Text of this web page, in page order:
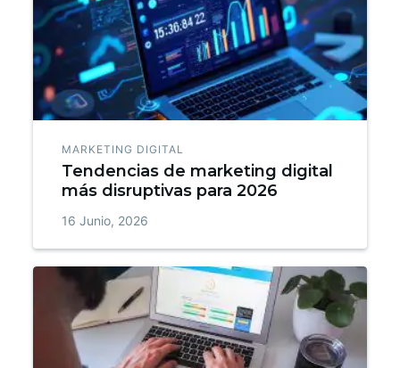
MARKETING DIGITAL
Tendencias de marketing digital
más disruptivas para 2026
16 Junio, 2026